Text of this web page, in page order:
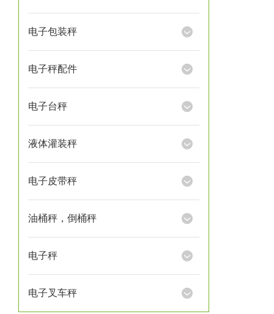
电子包装秤
电子秤配件
电子台秤
液体灌装秤
电子皮带秤
油桶秤，倒桶秤
电子秤
电子叉车秤